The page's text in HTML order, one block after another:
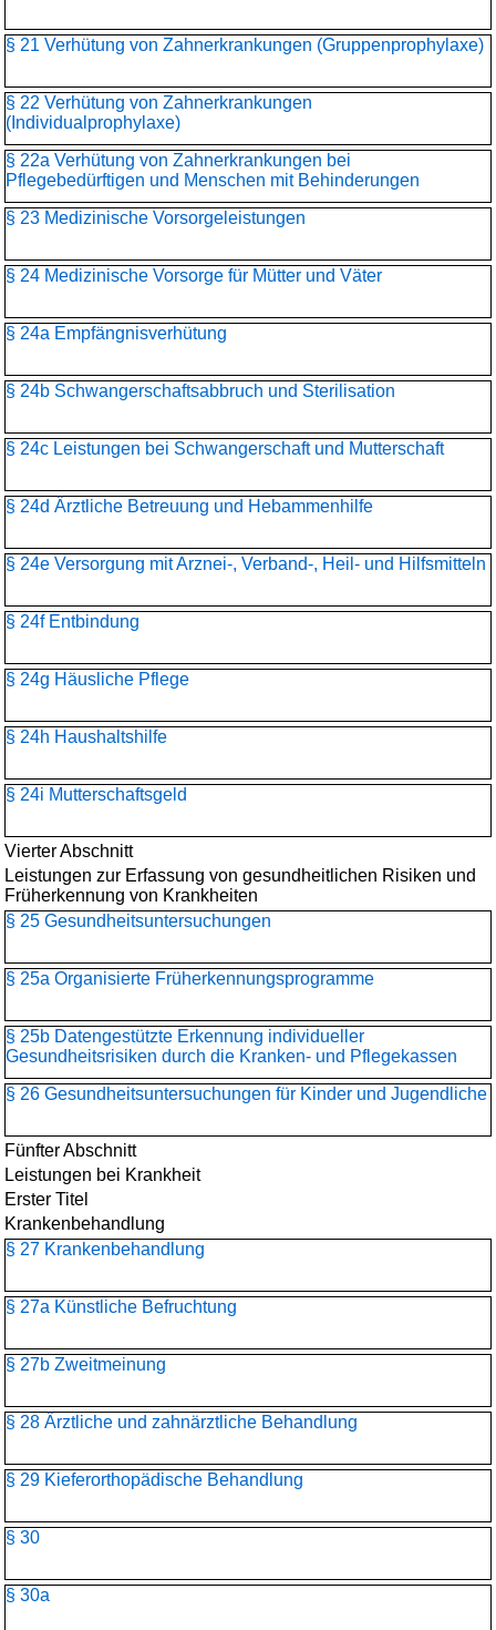
§ 21 Verhütung von Zahnerkrankungen (Gruppenprophylaxe)
§ 22 Verhütung von Zahnerkrankungen
(Individualprophylaxe)
§ 22a Verhütung von Zahnerkrankungen bei
Pflegebedürftigen und Menschen mit Behinderungen
§ 23 Medizinische Vorsorgeleistungen
§ 24 Medizinische Vorsorge für Mütter und Väter
§ 24a Empfängnisverhütung
§ 24b Schwangerschaftsabbruch und Sterilisation
§ 24c Leistungen bei Schwangerschaft und Mutterschaft
§ 24d Ärztliche Betreuung und Hebammenhilfe
§ 24e Versorgung mit Arznei-, Verband-, Heil- und Hilfsmitteln
§ 24f Entbindung
§ 24g Häusliche Pflege
§ 24h Haushaltshilfe
§ 24i Mutterschaftsgeld
Vierter Abschnitt
Leistungen zur Erfassung von gesundheitlichen Risiken und
Früherkennung von Krankheiten
§ 25 Gesundheitsuntersuchungen
§ 25a Organisierte Früherkennungsprogramme
§ 25b Datengestützte Erkennung individueller
Gesundheitsrisiken durch die Kranken- und Pflegekassen
§ 26 Gesundheitsuntersuchungen für Kinder und Jugendliche
Fünfter Abschnitt
Leistungen bei Krankheit
Erster Titel
Krankenbehandlung
§ 27 Krankenbehandlung
§ 27a Künstliche Befruchtung
§ 27b Zweitmeinung
§ 28 Ärztliche und zahnärztliche Behandlung
§ 29 Kieferorthopädische Behandlung
§ 30
§ 30a